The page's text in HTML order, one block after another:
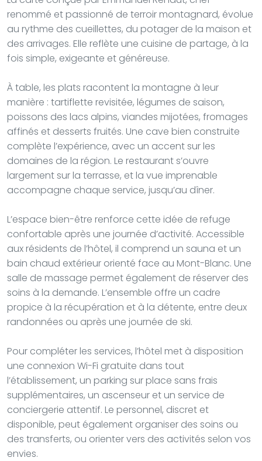
renommé et passionné de terroir montagnard, évolue
au rythme des cueillettes, du potager de la maison et
des arrivages. Elle reflète une cuisine de partage, à la
fois simple, exigeante et généreuse.
À table, les plats racontent la montagne à leur
manière : tartiflette revisitée, légumes de saison,
poissons des lacs alpins, viandes mijotées, fromages
affinés et desserts fruités. Une cave bien construite
complète l’expérience, avec un accent sur les
domaines de la région. Le restaurant s’ouvre
largement sur la terrasse, et la vue imprenable
accompagne chaque service, jusqu’au dîner.
L’espace bien-être renforce cette idée de refuge
confortable après une journée d’activité. Accessible
aux résidents de l’hôtel, il comprend un sauna et un
bain chaud extérieur orienté face au Mont-Blanc. Une
salle de massage permet également de réserver des
soins à la demande. L’ensemble offre un cadre
propice à la récupération et à la détente, entre deux
randonnées ou après une journée de ski.
Pour compléter les services, l’hôtel met à disposition
une connexion Wi-Fi gratuite dans tout
l’établissement, un parking sur place sans frais
supplémentaires, un ascenseur et un service de
conciergerie attentif. Le personnel, discret et
disponible, peut également organiser des soins ou
des transferts, ou orienter vers des activités selon vos
envies.